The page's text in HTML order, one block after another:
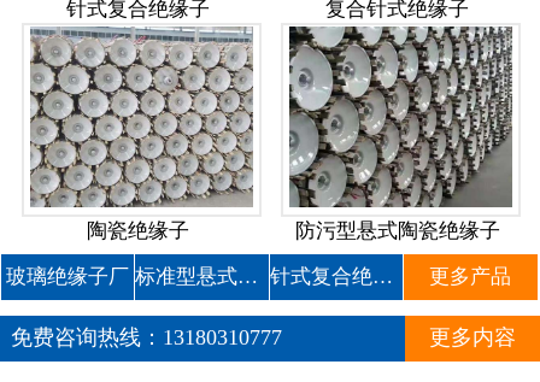
针式复合绝缘子 复合针式绝缘子
陶瓷绝缘子 防污型悬式陶瓷绝缘子
玻璃绝缘子厂 标准型悬式玻璃绝缘子 针式复合绝缘子 更多产品
免费咨询热线： 13180310777 更多内容